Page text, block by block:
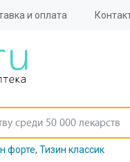
и оплата
форте, Тизин классик